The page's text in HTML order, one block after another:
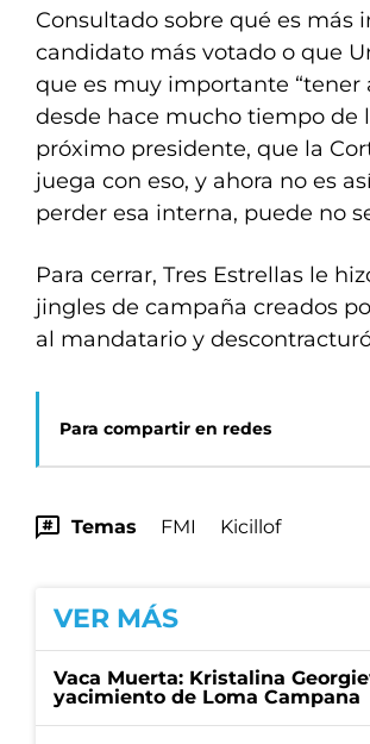
Consultado sobre qué es
candidato más votado o que
que es muy importante “tener
desde hace mucho tiempo de
próximo presidente, que la
juega con eso, y ahora no es
perder esa interna, puede no
Para cerrar, Tres Estrellas le
jingles de campaña creados
al mandatario y
Para compartir en redes
Temas FMI Kicillof
VER MÁS
Vaca Muerta: Kristalina
yacimiento de Loma Campana